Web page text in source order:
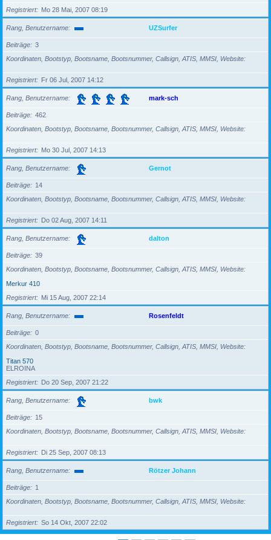
Registriert Mo 28 Mai, 2007 08:19
Rang, Benutzername UZSurfer
Beiträge
3
Koordinaten, Bootstyp, Bootsname, Bootsnummer, Callsign, ATIS, MMSI, Website
Registriert Fr 06 Jul, 2007 14:12
Rang, Benutzername mark-sch
Beiträge
462
Koordinaten, Bootstyp, Bootsname, Bootsnummer, Callsign, ATIS, MMSI, Website
Registriert Mo 30 Jul, 2007 14:13
Rang, Benutzername Gernot
Beiträge
14
Koordinaten, Bootstyp, Bootsname, Bootsnummer, Callsign, ATIS, MMSI, Website
Registriert Do 02 Aug, 2007 14:11
Rang, Benutzername dalton
Beiträge
39
Koordinaten, Bootstyp, Bootsname, Bootsnummer, Callsign, ATIS, MMSI, Website
Merkur 410
Registriert
Mi 15 Aug, 2007 22:14
Rang, Benutzername Rosenfeldt
Beiträge
0
Koordinaten, Bootstyp, Bootsname, Bootsnummer, Callsign, ATIS, MMSI, Website
Titan 570
ELROINA
Registriert
Do 20 Sep, 2007 21:22
Rang, Benutzername bwk
Beiträge
15
Koordinaten, Bootstyp, Bootsname, Bootsnummer, Callsign, ATIS, MMSI, Website
Registriert Di 25 Sep, 2007 08:13
Rang, Benutzername Rötzer Johann
Beiträge
1
Koordinaten, Bootstyp, Bootsname, Bootsnummer, Callsign, ATIS, MMSI, Website
Registriert So 14 Okt, 2007 22:02